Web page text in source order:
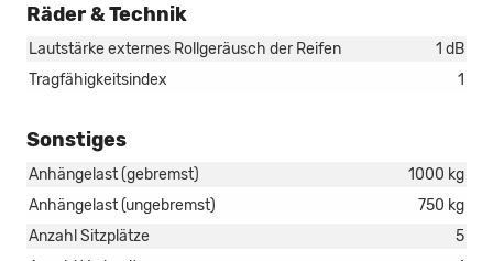
Räder & Technik
Lautstärke externes Rollgeräusch der Reifen
1 dB
Tragfähigkeitsindex
1
Sonstiges
Anhängelast (gebremst)
1000 kg
Anhängelast (ungebremst)
750 kg
Anzahl Sitzplätze
5